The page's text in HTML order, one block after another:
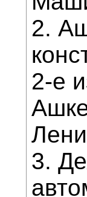
2.
2-е
3.